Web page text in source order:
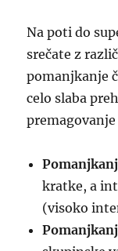
Na poti do
srečate z
pomanjkanje
celo slaba
kratke, a
(visoko